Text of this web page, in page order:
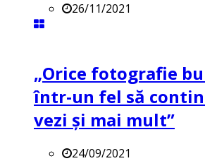
26/11/2021
„Orice fotografie
într-un fel să
vezi și mai mult”
24/09/2021